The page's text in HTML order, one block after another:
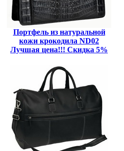
Портфель из натуральной
кожи крокодила ND02
Лучшая цена!!! Скидка 5%